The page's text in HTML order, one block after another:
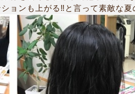
ョンも上がる‼︎と言って素敵な